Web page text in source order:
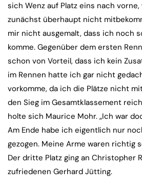
sich Wenz auf Platz eins nach
zunächst überhaupt nicht
mir nicht ausgemalt, dass ich noch
komme. Gegenüber dem ersten
schon von Vorteil, dass ich kein
im Rennen hatte ich gar nicht
vorkomme, da ich die Plätze nicht
den Sieg im Gesamtklassement
holte sich Maurice Mohr. „Ich war
Am Ende habe ich eigentlich nur
gezogen. Meine Arme waren richtig
Der dritte Platz ging an Christopher
zufriedenen Gerhard Jütting.